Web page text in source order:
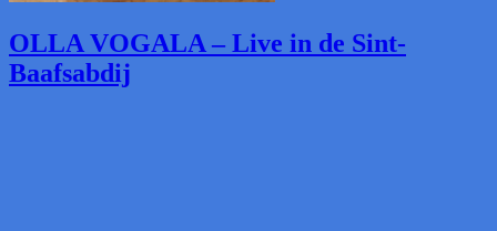
OLLA VOGALA – Live in de Sint-
Baafsabdij